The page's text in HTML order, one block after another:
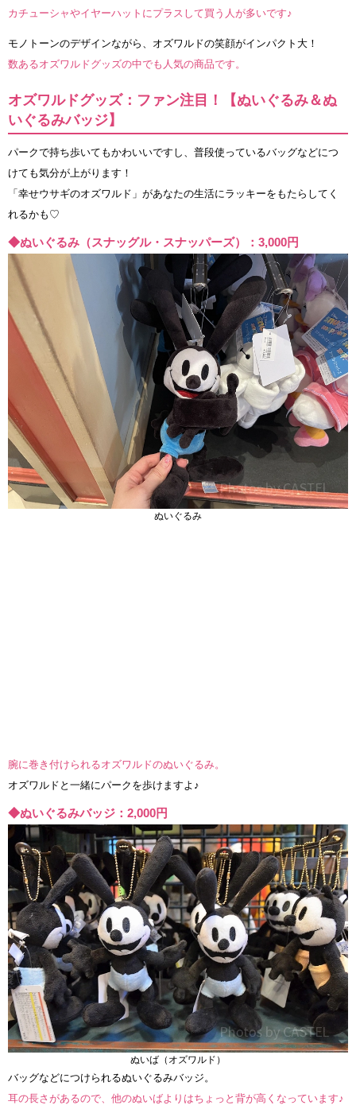
カチューシャやイヤーハットにプラスして買う人が多いです♪
モノトーンのデザインながら、オズワルドの笑顔がインパクト大！
数あるオズワルドグッズの中でも人気の商品です。
オズワルドグッズ：ファン注目！【ぬいぐるみ＆ぬ
いぐるみバッジ】
パークで持ち歩いてもかわいいですし、普段使っているバッグなどにつ
けても気分が上がります！
「幸せウサギのオズワルド」があなたの生活にラッキーをもたらしてく
れるかも♡
◆ぬいぐるみ（スナッグル・スナッパーズ）：3,000円
ぬいぐるみ
腕に巻き付けられるオズワルドのぬいぐるみ。
オズワルドと一緒にパークを歩けますよ♪
◆ぬいぐるみバッジ：2,000円
ぬいば（オズワルド）
バッグなどにつけられるぬいぐるみバッジ。
耳の長さがあるので、他のぬいばよりはちょっと背が高くなっています♪